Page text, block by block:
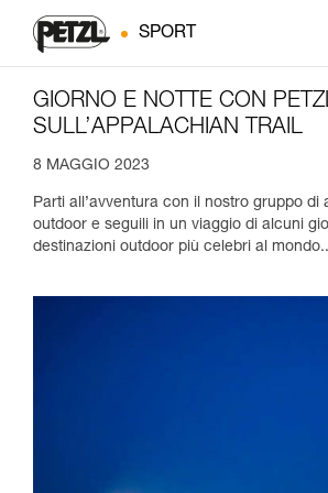
SPORT
GIORNO E NOTTE CON
SULL’APPALACHIAN TRAIL
8 MAGGIO 2023
Parti all’avventura con il nostro gruppo di
outdoor e seguili in un viaggio di alcuni
destinazioni outdoor più celebri al